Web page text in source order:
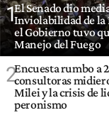
1El Senado dio
Inviolabilidad de la
el Gobierno tuvo
Manejo del Fuego
2Encuesta rumbo a
consultoras
Milei y la crisis de
peronismo